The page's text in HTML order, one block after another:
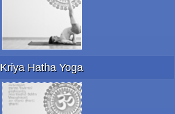
Kriya Hatha Yoga